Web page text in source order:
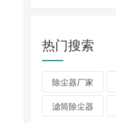
热门搜索
除尘器厂家
滤筒除尘器